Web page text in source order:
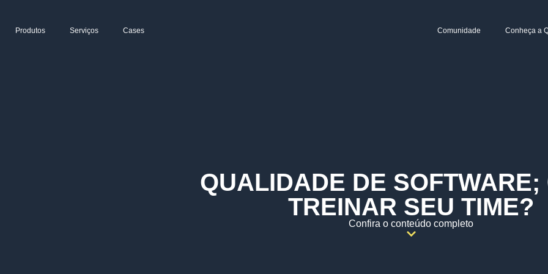
Produtos Serviços Cases Comunidade Conheça a
QUALIDADE DE SOFTWARE;
TREINAR SEU TIME?
Confira o conteúdo completo